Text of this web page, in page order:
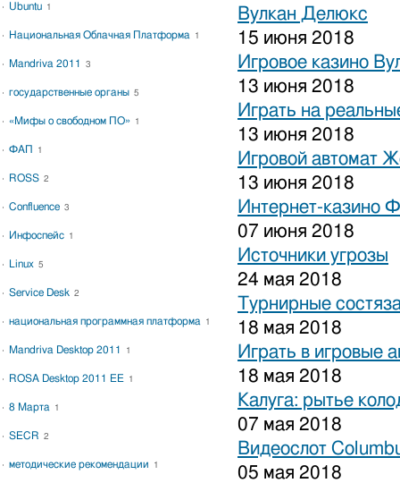
Вулкан Делюкс
15 июня 2018
Игровое казино
13 июня 2018
Играть на
13 июня 2018
Игровой автомат
13 июня 2018
Интернет-казино
07 июня 2018
Источники угрозы
24 мая 2018
Турнирные
18 мая 2018
Играть в игровые
18 мая 2018
Калуга: рытье
07 мая 2018
Видеослот
05 мая 2018
Ubuntu 1
Национальная Облачная Платформа 1
Mandriva 2011 3
государственные органы 5
«Мифы о свободном ПО» 1
ФАП 1
ROSS 2
Confluence 3
Инфоспейс 1
Linux 5
Service Desk 2
национальная программная платформа 1
Mandriva Desktop 2011 1
ROSA Desktop 2011 EE 1
8 Марта 1
SECR 2
методические рекомендации 1